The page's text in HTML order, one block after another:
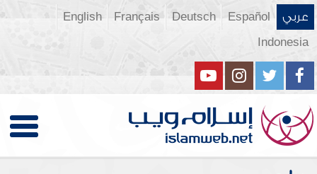
عربي Español
Deutsch
Français
English
Indonesia